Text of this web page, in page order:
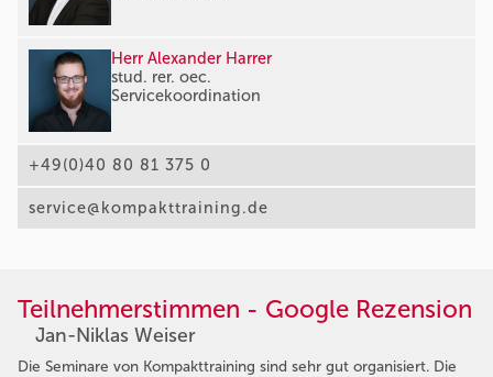
Herr Alexander Harrer
stud. rer. oec.
Servicekoordination
+49(0)40 80 81 375 0
service@kompakttraining.de
Teilnehmerstimmen - Google Rezension
Jan-Niklas Weiser
Die Seminare von Kompakttraining sind sehr gut organisiert. Die